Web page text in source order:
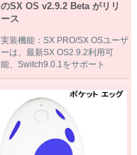
のSX OS v2.9.2 Beta がリリ
ース
実装機能：SX PRO/SX OSユーザ
ーは、最新SX OS2.9.2利用可
能、Switch9.0.1をサポート